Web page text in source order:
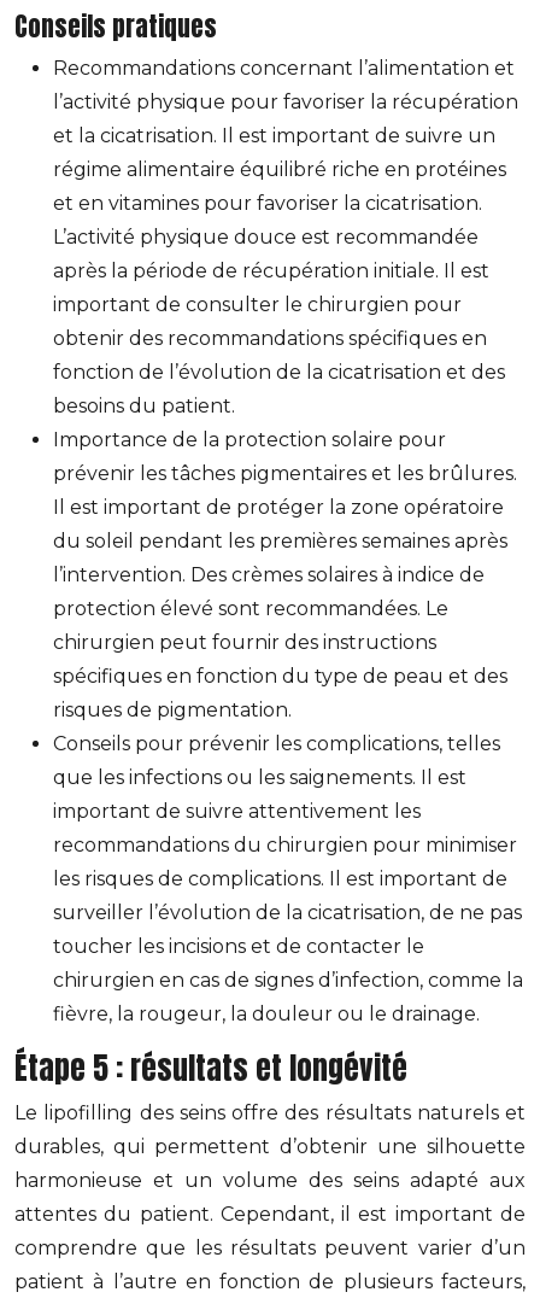
Conseils pratiques
Recommandations concernant l’alimentation et
l’activité physique pour favoriser la récupération
et la cicatrisation. Il est important de suivre un
régime alimentaire équilibré riche en protéines
et en vitamines pour favoriser la cicatrisation.
L’activité physique douce est recommandée
après la période de récupération initiale. Il est
important de consulter le chirurgien pour
obtenir des recommandations spécifiques en
fonction de l’évolution de la cicatrisation et des
besoins du patient.
Importance de la protection solaire pour
prévenir les tâches pigmentaires et les brûlures.
Il est important de protéger la zone opératoire
du soleil pendant les premières semaines après
l’intervention. Des crèmes solaires à indice de
protection élevé sont recommandées. Le
chirurgien peut fournir des instructions
spécifiques en fonction du type de peau et des
risques de pigmentation.
Conseils pour prévenir les complications, telles
que les infections ou les saignements. Il est
important de suivre attentivement les
recommandations du chirurgien pour minimiser
les risques de complications. Il est important de
surveiller l’évolution de la cicatrisation, de ne pas
toucher les incisions et de contacter le
chirurgien en cas de signes d’infection, comme la
fièvre, la rougeur, la douleur ou le drainage.
Étape 5 : résultats et longévité
Le lipofilling des seins offre des résultats naturels et
durables, qui permettent d’obtenir une silhouette
harmonieuse et un volume des seins adapté aux
attentes du patient. Cependant, il est important de
comprendre que les résultats peuvent varier d’un
patient à l’autre en fonction de plusieurs facteurs,